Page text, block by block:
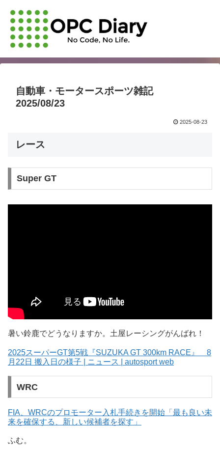
自動車・モータースポーツ雑記
2025/08/23
2025-08-23
レース
Super GT
暑い鈴鹿でどうなりますか。土屋レーシングがんばれ！
2025スーパーGT第5戦『SUZUKA GT 300km RACE』 8
月22日 搬入日の様子 | ニュース | autosport web
WRC
FIA、WRCのプロモーター入札手続きを開始「最も良い未
来を確保する、新しい候補者を探す」
ふむ。